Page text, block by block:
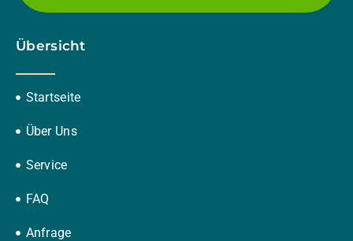
Übersicht
Startseite
Über Uns
Service
FAQ
Anfrage